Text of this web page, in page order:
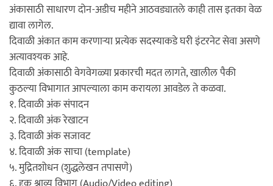
अंकासाठी साधारण दोन-अडीच महीने आठवड्यातले काही तास इतका वेळ
द्यावा लागेल.
दिवाळी अंकात काम करणार्‍या प्रत्येक सदस्याकडे घरी इंटरनेट सेवा असणे
अत्यावश्यक आहे.
दिवाळी अंकासाठी वेगवेगळ्या प्रकारची मदत लागते, खालील पैकी
कुठल्या विभागात आपल्याला काम करायला आवडेल ते कळवा.
१. दिवाळी अंक संपादन
२. दिवाळी अंक रेखाटन
३. दिवाळी अंक सजावट
४. दिवाळी अंक साचा (template)
५. मुद्रितशोधन (शुद्धलेखन तपासणे)